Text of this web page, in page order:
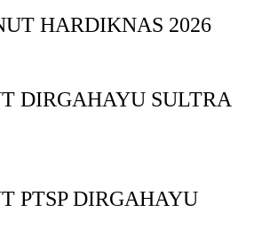
HARDIKNAS 2026
DIRGAHAYU SULTRA
PTSP DIRGAHAYU